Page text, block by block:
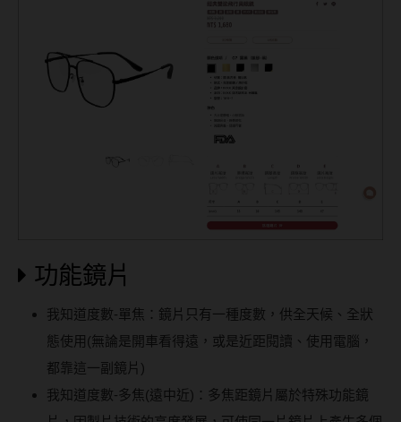
功能鏡片
我知道度數-單焦：鏡片只有一種度數，供全天候、全狀
態使用(無論是開車看得遠，或是近距閱讀、使用電腦，
都靠這一副鏡片)
我知道度數-多焦(遠中近)：多焦距鏡片屬於特殊功能鏡